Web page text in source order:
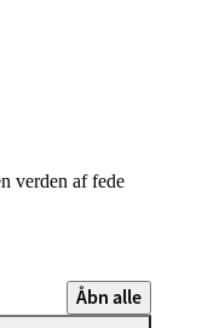
verden af fede
Åbn alle